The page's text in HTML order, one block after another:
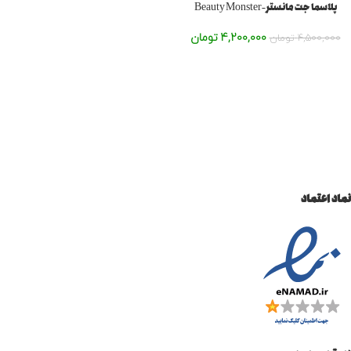
پلاسما جت مانستر-Beauty Monster
4,500,000 تومان 4,200,000 تومان
نماد اعتماد